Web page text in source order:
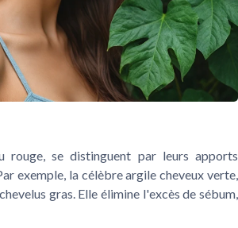
rouge, se distinguent par leurs apports
Par exemple, la célèbreargile cheveux verte,
gras. Elle élimine l'excès de sébum